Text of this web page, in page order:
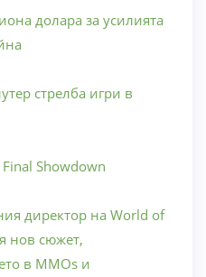
долара за усилията
стрелба игри в
Showdown
директор на World of
нов сюжет,
в MMOs и